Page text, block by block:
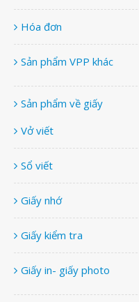
Hóa đơn
Sản phẩm VPP khác
Sản phẩm về giấy
Vở viết
Sổ viết
Giấy nhớ
Giấy kiểm tra
Giấy in- giấy photo